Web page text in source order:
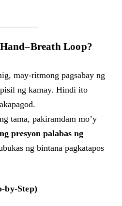
Loop?
may-ritmong pagsabay ng
ng kamay. Hindi ito
tama, pakiramdam mo’y
presyon palabas ng
ng bintana pagkatapos
by-Step)